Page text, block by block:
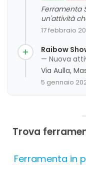
Ferramenta
un'attività
di prodotti e
offrire un
Sebbene
delle
di
17 febbraio
Raibow
— Nuova
Via Aulla,
5 gennaio
Trova
Ferramenta in